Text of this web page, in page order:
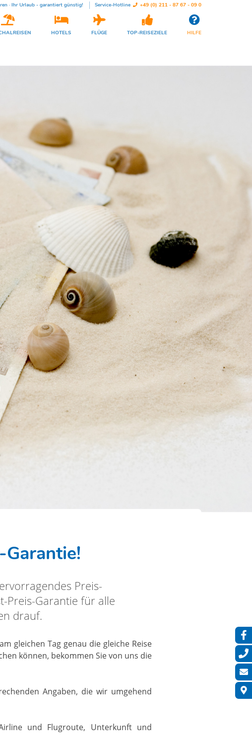
· Ihr Urlaub - garantiert günstig! Service-Hotline +49 (0) 211 - 87 67 - 09 0
HOTELS FLÜGE TOP-REISEZIELE HILFE
Preis-
Preis-Garantie für alle
drauf.
gleichen Tag genau die gleiche Reise
können, bekommen Sie von uns die
Angaben, die wir umgehend
und Flugroute, Unterkunft und